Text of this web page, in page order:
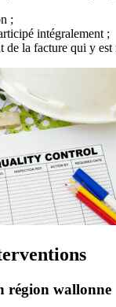
;
intégralement ;
de la facture qui y est
région wallonne